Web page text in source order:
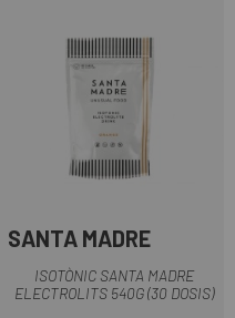
SANTA MADRE
ISOTÒNIC SANTA MADRE
ELECTROLITS 540G (30 DOSIS)